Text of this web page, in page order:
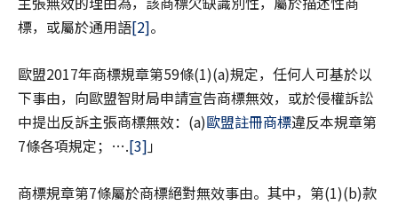
標，或屬於通用語[2]。
歐盟2017年商標規章第59條(1)(a)規定，任何人可基於以
下事由，向歐盟智財局申請宣告商標無效，或於侵權訴訟
中提出反訴主張商標無效：(a)歐盟註冊商標違反本規章第
7條各項規定；….[3] 」
商標規章第7條屬於商標絕對無效事由。其中，第(1)(b)款